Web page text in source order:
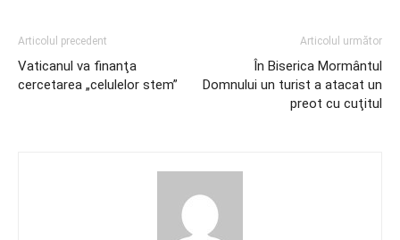
Articolul precedent
Vaticanul va finanţa
cercetarea „celulelor stem”
Articolul următor
În Biserica Mormântul
Domnului un turist a atacat un
preot cu cuţitul